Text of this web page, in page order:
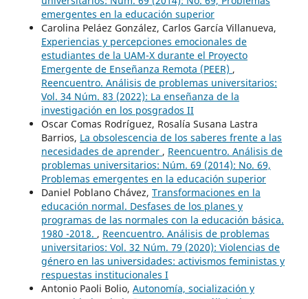
emergentes en la educación superior
Carolina Peláez González, Carlos García Villanueva,
Experiencias y percepciones emocionales de
estudiantes de la UAM-X durante el Proyecto
Emergente de Enseñanza Remota (PEER) ,
Reencuentro. Análisis de problemas universitarios:
Vol. 34 Núm. 83 (2022): La enseñanza de la
investigación en los posgrados II
Oscar Comas Rodríguez, Rosalía Susana Lastra
Barrios, La obsolescencia de los saberes frente a las
necesidades de aprender , Reencuentro. Análisis de
problemas universitarios: Núm. 69 (2014): No. 69,
Problemas emergentes en la educación superior
Daniel Poblano Chávez, Transformaciones en la
educación normal. Desfases de los planes y
programas de las normales con la educación básica.
1980 -2018. , Reencuentro. Análisis de problemas
universitarios: Vol. 32 Núm. 79 (2020): Violencias de
género en las universidades: activismos feministas y
respuestas institucionales I
Antonio Paoli Bolio, Autonomía, socialización y